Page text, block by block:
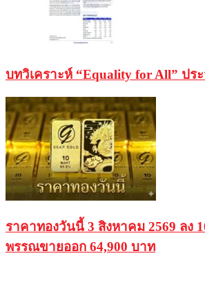
บทวิเคราะห์ “Equality for All” ปร
ราคาทองวันนี้ 3 สิงหาคม 2569 ลง
พรรณขายออก 64,900 บาท